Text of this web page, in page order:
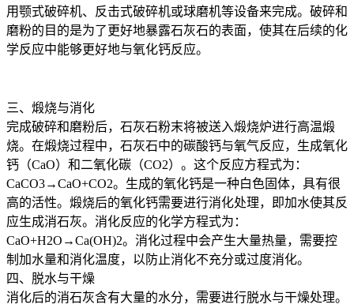
用颚式破碎机、反击式破碎机或球磨机等设备来完成。破碎和
磨粉的目的是为了更好地暴露石灰石的表面，使其在后续的化
学反应中能够更好地与氧化钙反应。
三、煅烧与消化
完成破碎和磨粉后，石灰石粉末将被送入煅烧炉进行高温煅
烧。在煅烧过程中，石灰石中的碳酸钙与氧气反应，生成氧化
钙（CaO）和二氧化碳（CO2）。这个反应方程式为：
CaCO3→CaO+CO2。生成的氧化钙是一种白色固体，具有很
高的活性。煅烧后的氧化钙需要进行消化处理，即加水使其反
应生成消石灰。消化反应的化学方程式为：
CaO+H2O→Ca(OH)2。消化过程中会产生大量热量，需要控
制加水量和消化温度，以防止消化不充分或过度消化。
四、脱水与干燥
消化后的消石灰含有大量的水分，需要进行脱水与干燥处理。